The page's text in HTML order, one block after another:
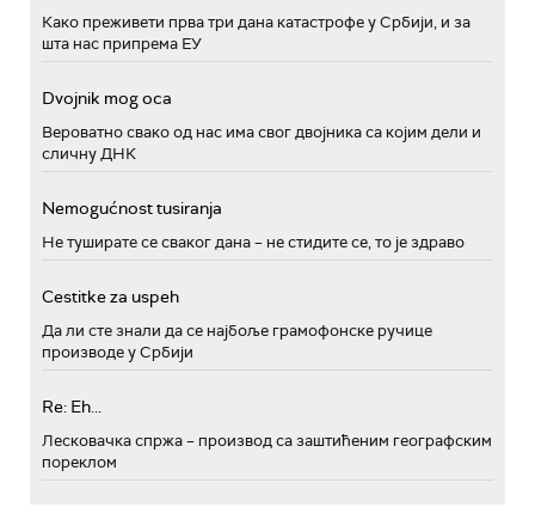
Како преживети прва три дана катастрофе у Србији, и за
шта нас припрема ЕУ
Dvojnik mog oca
Вероватно свако од нас има свог двојника са којим дели и
сличну ДНК
Nemogućnost tusiranja
Не туширате се сваког дана – не стидите се, то је здраво
Cestitke za uspeh
Да ли сте знали да се најбоље грамофонске ручице
производе у Србији
Re: Eh...
Лесковачка спржа – производ са заштићеним географским
пореклом